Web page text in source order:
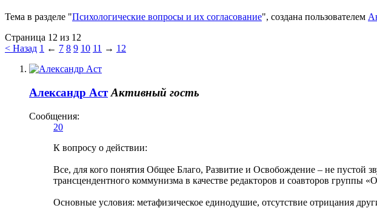
Тема в разделе "Психологические вопросы и их согласование", создана пользователем
Страница 12 из 12
< Назад 1 ← 7 8 9 10 11 → 12
Александр Аст Активный гость
Сообщения:
20
К вопросу о действии:
Все, для кого понятия Общее Благо, Развитие и Освобождение – не пустой
трансцендентного коммунизма в качестве редакторов и соавторов группы
Основные условия: метафизическое единодушие, отсутствие отрицания